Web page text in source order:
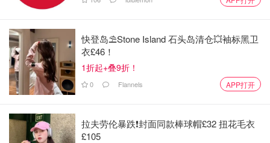
快登岛⛱️Stone Island 石头岛清仓💥袖标黑卫
衣£46！
1折起+叠9折！
0 Flannels APP打开
拉夫劳伦暴跌❗️封面同款棒球帽£32 扭花毛衣
£105